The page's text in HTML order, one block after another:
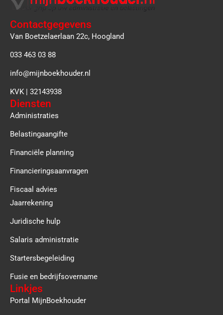
Contactgegevens
Van Boetzelaerlaan 22c, Hoogland
033 463 03 88
info@mijnboekhouder.nl
KVK | 32143938
Diensten
Administraties
Belastingaangifte
Financiële planning
Financieringsaanvragen
Fiscaal advies
Jaarrekening
Juridische hulp
Salaris administratie
Startersbegeleiding
Fusie en bedrijfsovername
Linkjes
Portal MijnBoekhouder